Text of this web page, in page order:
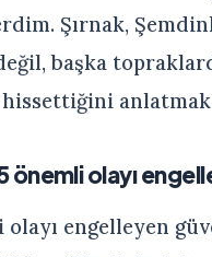
Şırnak,
başka
önemli olayı
olayı engelleyen